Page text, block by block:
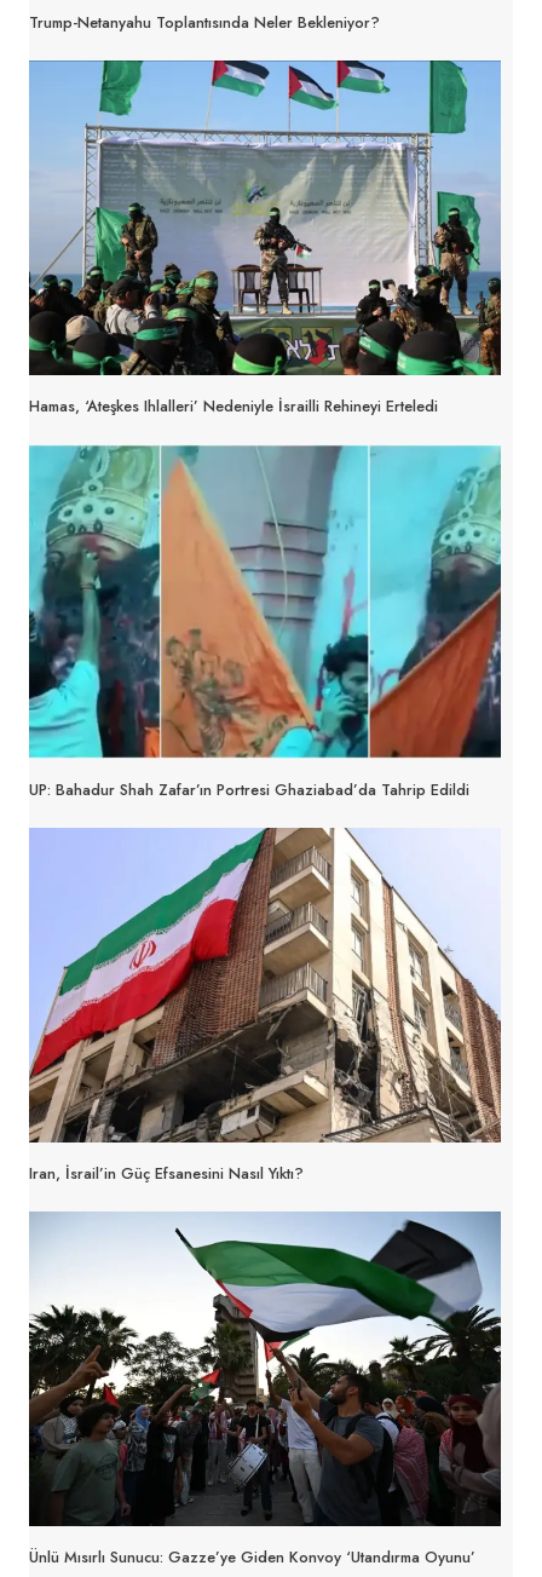
Trump-Netanyahu Toplantısında Neler Bekleniyor?
Hamas, ‘ateşkes Ihlalleri’ Nedeniyle İsrailli Rehineyi Erteledi
UP: Bahadur Shah Zafar’ın Portresi Ghaziabad’da Tahrip Edildi
Iran, İsrail’in Güç Efsanesini Nasıl Yıktı?
Ünlü Mısırlı Sunucu: Gazze’ye Giden Konvoy ‘utandırma Oyunu’